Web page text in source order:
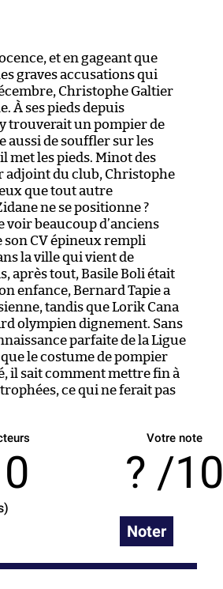
et en gageant que
gravesaccusations qui
Christophe Galtier
À ses pieds depuis
trouverait un pompier de
aussi de souffler sur les
met les pieds. Minot des
adjoint du club, Christophe
que tout autre
ne se positionne ?
voir beaucoup d’anciens
son CV épineux rempli
la ville qui vient de
après tout, Basile Boli était
enfance, Bernard Tapie a
tandis que Lorik Cana
olympien dignement. Sans
parfaite de la Ligue
le costume de pompier
il sait comment mettre fin à
ce qui ne ferait pas
Votre note
/10
Noter